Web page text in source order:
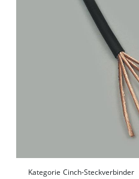
Kategorie Cinch-Steckverbinder